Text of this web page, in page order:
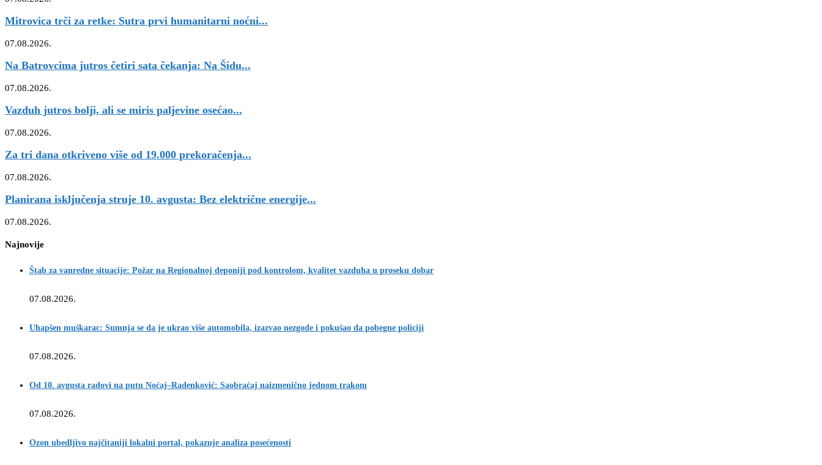
Mitrovica trči za retke: Sutra prvi humanitarni noćni...
07.08.2026.
Na Batrovcima jutros četiri sata čekanja: Na Šidu...
07.08.2026.
Vazduh jutros bolji, ali se miris paljevine osećao...
07.08.2026.
Za tri dana otkriveno više od 19.000 prekoračenja...
07.08.2026.
Planirana isključenja struje 10. avgusta: Bez električne energije...
07.08.2026.
Najnovije
Štab za vanredne situacije: Požar na Regionalnoj deponiji pod kontrolom, kvalitet vazduha u proseku dobar
07.08.2026.
Uhapšen muškarac: Sumnja se da je ukrao više automobila, izazvao nezgode i pokušao da pobegne policiji
07.08.2026.
Od 10. avgusta radovi na putu Noćaj–Radenković: Saobraćaj naizmenično jednom trakom
07.08.2026.
Ozon ubedljivo najčitaniji lokalni portal, pokazuje analiza posećenosti